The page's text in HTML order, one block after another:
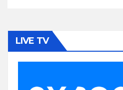
LIVE TV